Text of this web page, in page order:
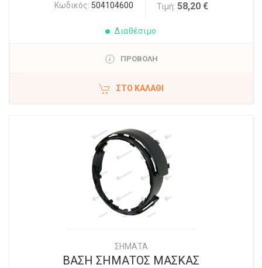
Κωδικός: 504104600 Τιμή: 58,20 €
Διαθέσιμο
ΠΡΟΒΟΛΗ
ΣΤΟ ΚΑΛΆΘΙ
ΣΗΜΑΤΑ
ΒΑΣΗ ΣΗΜΑΤΟΣ ΜΑΣΚΑΣ